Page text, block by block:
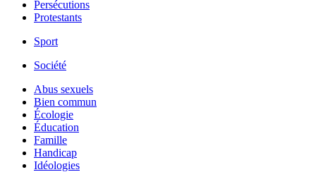
Persécutions
Protestants
Sport
Société
Abus sexuels
Bien commun
Écologie
Éducation
Famille
Handicap
Idéologies